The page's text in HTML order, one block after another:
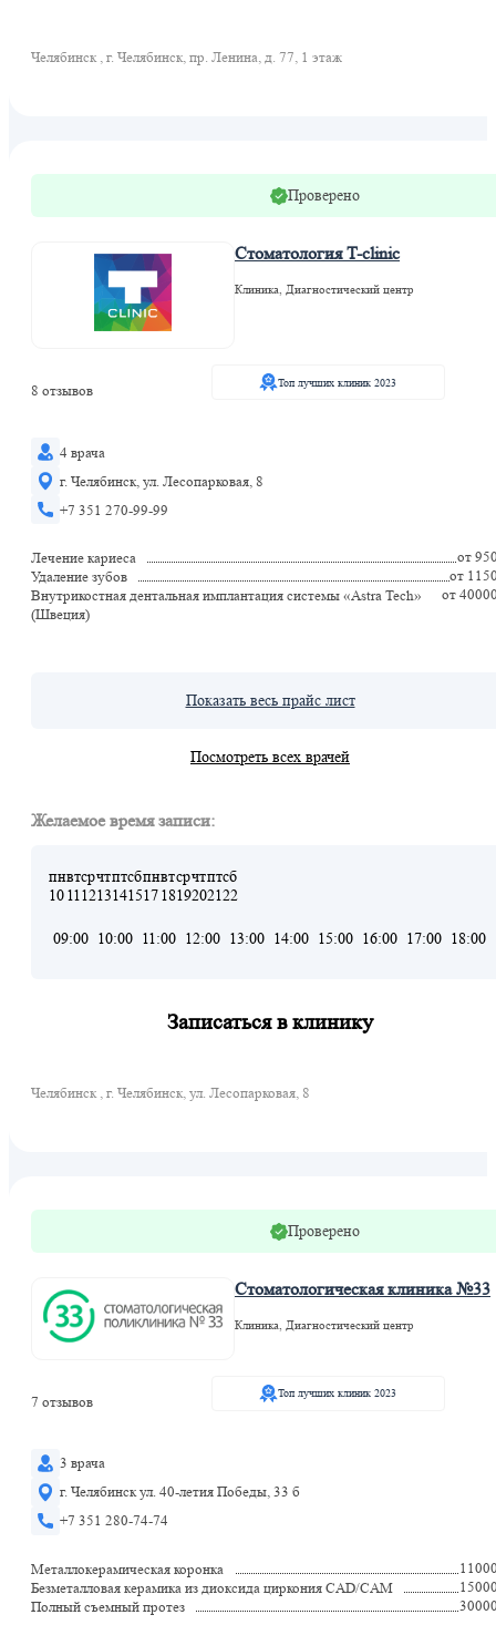
Челябинск , г. Челябинск, пр. Ленина, д. 77, 1 этаж
Проверено
Стоматология T-clinic
Клиника, Диагностический центр
8 отзывов
Топ лучших клиник 2023
4 врача
г. Челябинск, ул. Лесопарковая, 8
+7 351 270-99-99
Лечение кариеса
от
Удаление зубов
от
Внутрикостная дентальная имплантация системы «Astra Tech»
(Швеция)
от
Показать весь прайс лист
Посмотреть всех врачей
Желаемое время записи:
пн
10
вт
11
ср
12
чт
13
пт
14
сб
15
пн
17
вт
18
ср
19
чт
20
пт
21
сб
22
09:00 10:00 11:00 12:00 13:00 14:00 15:00 16:00 17:00 18:00
Записаться в клинику
Челябинск , г. Челябинск, ул. Лесопарковая, 8
Проверено
Стоматологическая клиника №33
Клиника, Диагностический центр
7 отзывов
Топ лучших клиник 2023
3 врача
г. Челябинск ул. 40-летия Победы, 33 б
+7 351 280-74-74
Металлокерамическая коронка
Безметалловая керамика из диоксида циркония CAD/CAM
Полный съемный протез